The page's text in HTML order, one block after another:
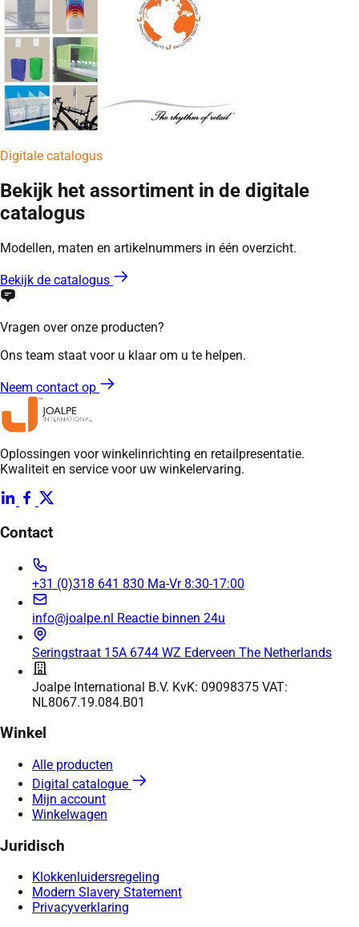
Digitale catalogus
Bekijk het assortiment in de digitale
catalogus
Modellen, maten en artikelnummers in één overzicht.
Bekijk de catalogus
Vragen over onze producten?
Ons team staat voor u klaar om u te helpen.
Neem contact op
Oplossingen voor winkelinrichting en retailpresentatie.
Kwaliteit en service voor uw winkelervaring.
Contact
+31 (0)318 641 830 Ma-Vr 8:30-17:00
info@joalpe.nl Reactie binnen 24u
Seringstraat 15A 6744 WZ Ederveen The Netherlands
Joalpe International B.V. KvK: 09098375 VAT:
NL8067.19.084.B01
Winkel
Alle producten
Digital catalogue
Mijn account
Winkelwagen
Juridisch
Klokkenluidersregeling
Modern Slavery Statement
Privacyverklaring